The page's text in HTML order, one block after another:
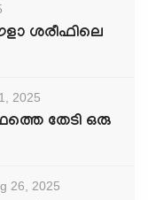
ശരീഫിലെ
2025
തേടി ഒരു
26, 2025